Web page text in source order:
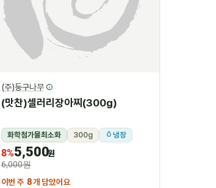
(주)둥구나무
(맛찬)셀러리장아찌(300g)
화학첨가물최소화 300g 냉장
8%5,500원
6,000원
이번 주 8개 담았어요